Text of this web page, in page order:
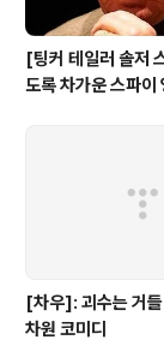
[팅커 테일러 솔저
도록 차가운 스파이
[차우]: 괴수는 거
차원 코미디